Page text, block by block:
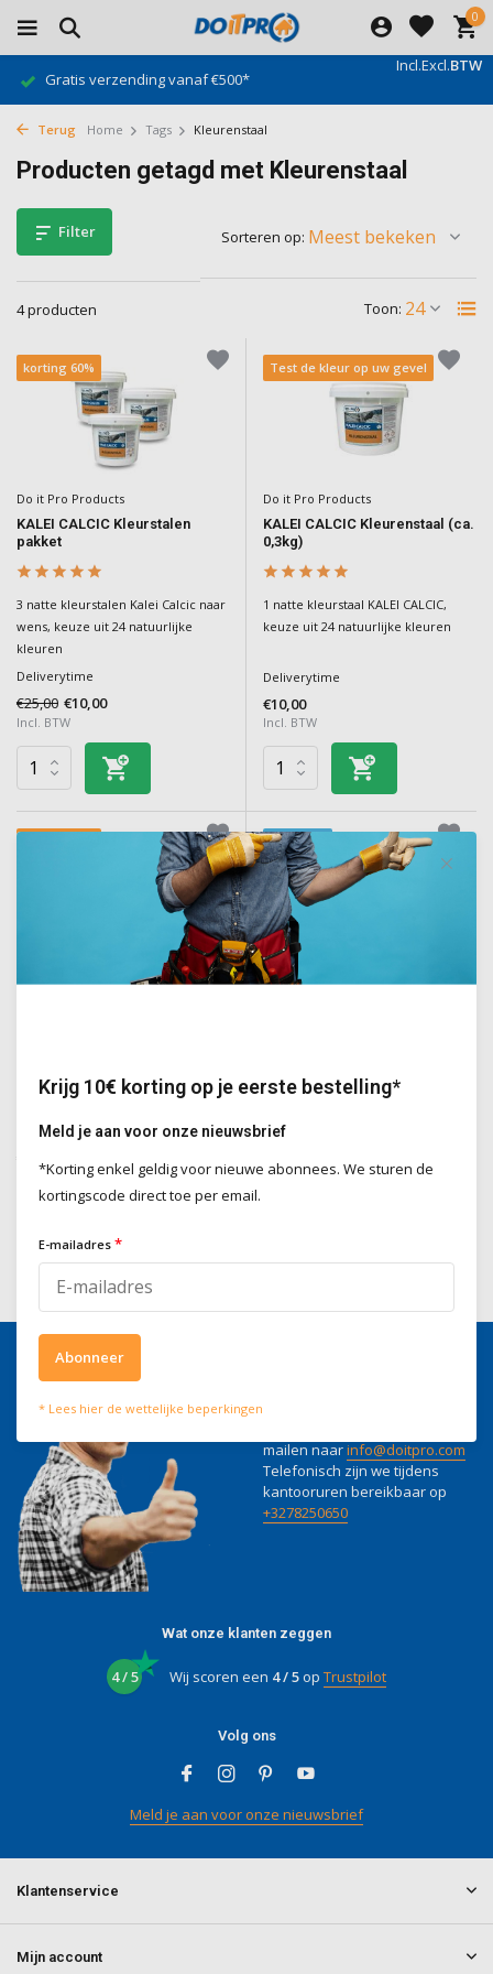
0
Incl.Excl.BTW
Gratis verzending vanaf €500*
Terug Home Tags Kleurenstaal
Producten getagd met Kleurenstaal
Filter
4 producten Toon:
Sorteren op:
korting 60%
Do it Pro Products
KALEI CALCIC Kleurstalen
pakket
3 natte kleurstalen Kalei Calcic naar
wens, keuze uit 24 natuurlijke
kleuren
Deliverytime
€25,00 €10,00
Incl. BTW
Test de kleur op uw gevel
Do it Pro Products
KALEI CALCIC Kleurenstaal (ca.
0,3kg)
1 natte kleurstaal KALEI CALCIC,
keuze uit 24 natuurlijke kleuren
Deliverytime
€10,00
Incl. BTW
mortel naar wens, keuze uit 5
Deliverytime
Incl. BTW
7 kleuren
Do it Pro Products
roofcoat CT, keuze uit 7 kleuren
Deliverytime
€10,00
Incl. BTW
mailen naarinfo@doitpro.com
Telefonisch zijn we tijdens
kantooruren bereikbaar op
+3278250650
Wat onze klanten zeggen
4 / 5 Wij scoren een 4 / 5op Trustpilot
Volg ons
Meld je aan voor onze nieuwsbrief
Klantenservice
Mijn account
Krijg 10€ korting op je eerste bestelling*
Meld je aan voor onze nieuwsbrief
*Korting enkel geldig voor nieuwe abonnees. We sturen de
kortingscode direct toe per email.
E-mailadres *
Abonneer
* Lees hier de wettelijke beperkingen